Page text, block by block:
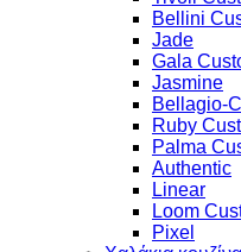
Bellini
Jade
Gala
Jasmine
Bellagio-
Ruby
Palma
Authentic
Linear
Loom
Pixel